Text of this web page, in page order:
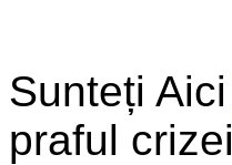
Sunteți Aici
praful crizei